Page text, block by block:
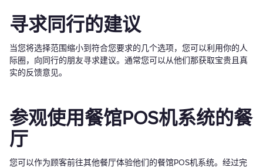
寻求同行的建议
当您将选择范围缩小到符合您要求的几个选项，您可以利用你的人
际圈，向同行的朋友寻求建议。通常您可以从他们那获取宝贵且真
实的反馈意见。
参观使用餐馆POS机系统的餐
厅
您可以作为顾客前往其他餐厅体验他们的餐馆POS机系统。经过完